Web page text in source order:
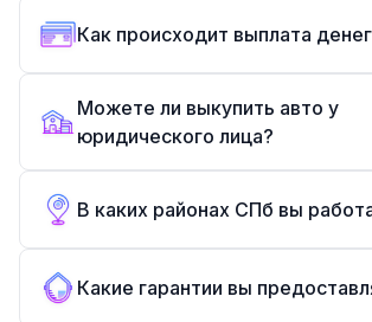
Как происходит выплата
Можете ли выкупить авто у
юридического лица?
В каких районах СПб вы
Какие гарантии вы